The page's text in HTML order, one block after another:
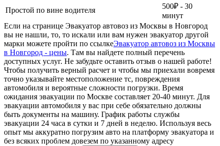
Простой по вине водителя
500₽ - 30
минут
Если на странице Эвакуатор автовоз из Москвы в Новгород
вы не нашли, то, то искали или вам нужен эвакуатор другой
марки можете пройти по ссылкеЭвакуатор автовоз из Москвы
в Новгород - цены. Там вы найдете полный перечень
доступных услуг. Не забудьте оставить отзыв о нашей работе!
Чтобы получить верный расчет и чтобы мы приехали вовремя
точно указывайте местоположение тс, повреждения
автомобиля и вероятные сложности погрузки. Время
ожидания эвакуации по Москве составляет 20-40 минут. Для
эвакуации автомобиля у вас при себе обязательно должны
быть документы на машину. График работы службы
эвакуации 24 часа в сутки и 7 дней в неделю. Используя весь
опыт мы аккуратно погрузим авто на платформу эвакуатора и
без всяких проблем довезем по указанному адресу